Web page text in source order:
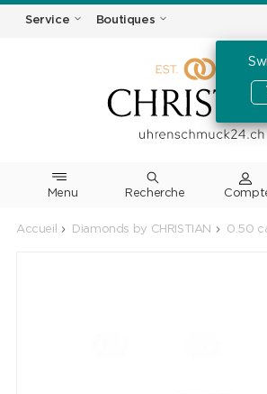
Service Boutiques
Menu Recherche
Accueil Diamonds by CHRISTIAN 0.50